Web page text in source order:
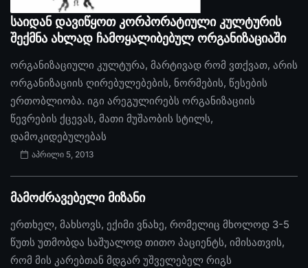
საიდან დავიწყოთ კორპორატიული კულტურის
შექმნა ახლად ჩამოყალიბებულ ორგანიზაციაში
ორგანიზაციული კულტურა, მარტივად რომ ვთქვათ, არის
ორგანიზაციის ღირებულებების, ნორმების, წესების
ერთობლიობა. იგი არეგულირებს ორგანიზაციის
წევრების ქცევას, მათი მუშაობის სტილს,
დამოკიდებულებას
აპრილი 5, 2013
მამოძრავებელი მიზანი
ერთხელ, მახსოვს, ექიმი ვნახე, რომელიც მხოლოდ 3-5
წუთს უთმობდა საშუალოდ თითო პაციენტს, იმისათვის,
რომ მის კარებთან მდგარ უშველებელ რიგს